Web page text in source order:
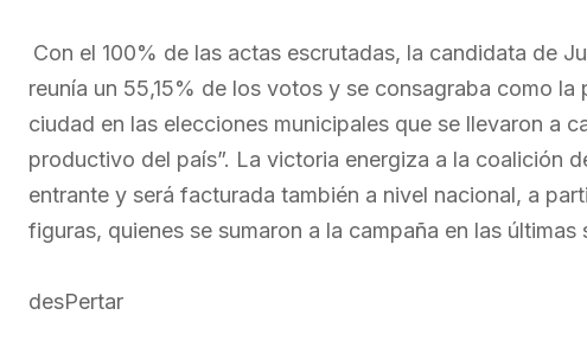
Con el 100% de las actas escrutadas, la candidata de
reunía un 55,15% de los votos y se consagraba como
ciudad en las elecciones municipales que se llevaron a
productivo del país”. La victoria energiza a la coalición
entrante y será facturada también a nivel nacional, a
figuras, quienes se sumaron a la campaña en las últimas
desPertar